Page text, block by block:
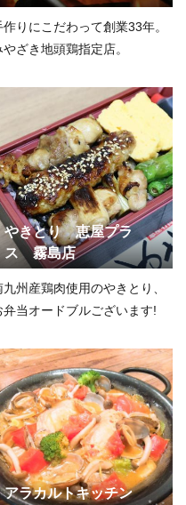
作りにこだわって創業33年。
やざき地頭鶏指定店。
やきとり 恵屋プラ
ス 霧島店
九州産鶏肉使用のやきとり、
弁当オードブルございます!
アラカルトキッチン